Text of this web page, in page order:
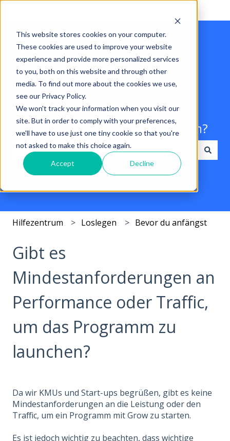
This website stores cookies on your computer.
These cookies are used to improve your website
experience and provide more personalized services
to you, both on this website and through other
media. To find out more about the cookies we use,
see our Privacy Policy.
We won't track your information when you visit our
site. But in order to comply with your preferences,
we'll have to use just one tiny cookie so that you're
not asked to make this choice again.
Accept Decline
Hallo. Wie können wir Ihnen helfen?
Es gibt keine Vorschläge, da das Suchfeld leer ist.
Hilfezentrum Loslegen Bevor du anfängst
Gibt es
Mindestanforderungen an
Performance oder Traffic,
um das Programm zu
launchen?
Da wir KMUs und Start-ups begrüßen, gibt es keine
Mindestanforderungen an die Leistung oder den
Traffic, um ein Programm mit Grow zu starten.
Es ist jedoch wichtig zu beachten, dass wichtige